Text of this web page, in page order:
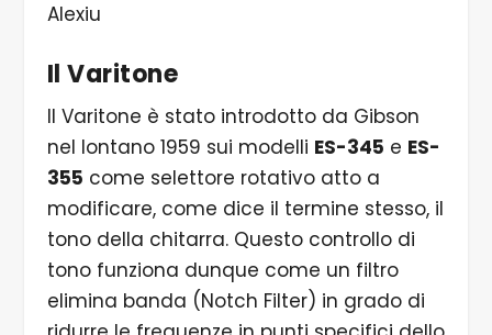
Alexiu
Il Varitone
Il Varitone è stato introdotto da Gibson
nel lontano 1959 sui modelli ES-345 e ES-
355 come selettore rotativo atto a
modificare, come dice il termine stesso, il
tono della chitarra. Questo controllo di
tono funziona dunque come un filtro
elimina banda (Notch Filter) in grado di